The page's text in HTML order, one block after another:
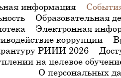
информация
Образовательная
Электронная
коррупции
РИИИ 2026
на целевое
О персональных